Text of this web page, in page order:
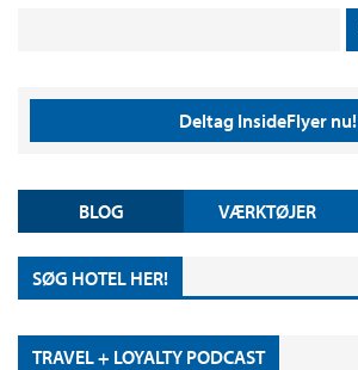
Deltag InsideFlyer nu!
BLOG VÆRKTØJER
SØG HOTEL HER!
TRAVEL + LOYALTY PODCAST